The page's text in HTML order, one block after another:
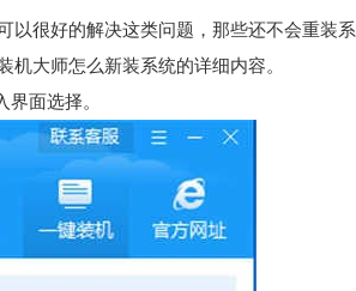
以很好的解决这类问题，那些还不会重装系
大师怎么新装系统的详细内容。
面选择。